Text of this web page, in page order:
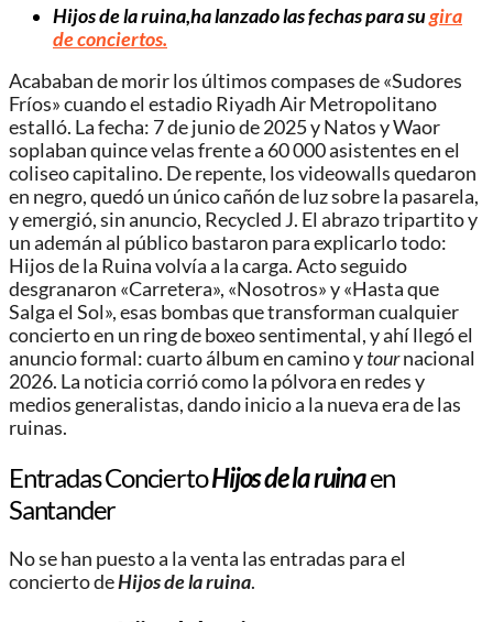
Hijos de la ruina,ha lanzado las fechas para sugira
de conciertos.
Acababan de morir los últimos compases de «Sudores
Fríos» cuando el estadio Riyadh Air Metropolitano
estalló. La fecha: 7 de junio de 2025 y Natos y Waor
soplaban quince velas frente a 60 000 asistentes en el
coliseo capitalino. De repente, los videowalls quedaron
en negro, quedó un único cañón de luz sobre la pasarela,
y emergió, sin anuncio, Recycled J. El abrazo tripartito y
un ademán al público bastaron para explicarlo todo:
Hijos de la Ruina volvía a la carga. Acto seguido
desgranaron «Carretera», «Nosotros» y «Hasta que
Salga el Sol», esas bombas que transforman cualquier
concierto en un ring de boxeo sentimental, y ahí llegó el
anuncio formal: cuarto álbum en camino ytournacional
2026. La noticia corrió como la pólvora en redes y
medios generalistas, dando inicio a la nueva era de las
ruinas.
Entradas ConciertoHijos de la ruinaen
Santander
No se han puesto a la venta las entradas para el
concierto deHijos de la ruina.